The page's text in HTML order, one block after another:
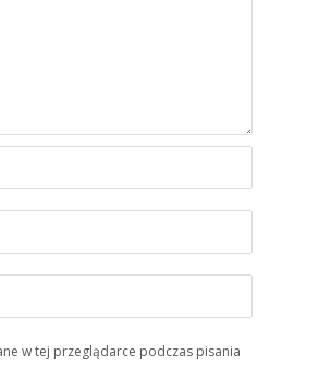
w tej przeglądarce podczas pisania